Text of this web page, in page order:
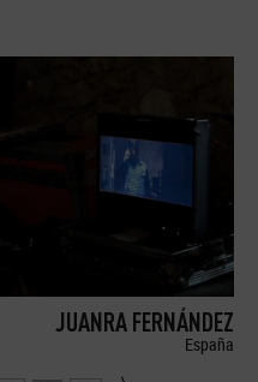
JUANRA FERNÁNDEZ
España